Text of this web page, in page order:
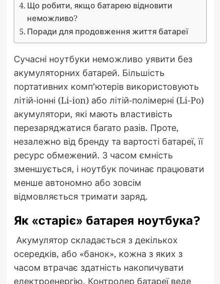
Що робити, якщо батарею відновити
неможливо?
Поради для продовження життя батареї
Сучасні ноутбуки неможливо уявити без
акумуляторних батарей. Більшість
портативних комп’ютерів використовують
літій-іонні (Li-ion) або літій-полімерні (Li-Po)
акумулятори, які мають властивість
перезаряджатися багато разів. Проте,
незалежно від бренду та вартості батареї, її
ресурс обмежений. З часом ємність
зменшується, і ноутбук починає працювати
менше автономно або зовсім
відмовляється тримати заряд.
Як «старіє» батарея ноутбука?
Акумулятор складається з декількох
осередків, або «банок», кожна з яких з
часом втрачає здатність накопичувати
електроенергію. Контролер батареї веде